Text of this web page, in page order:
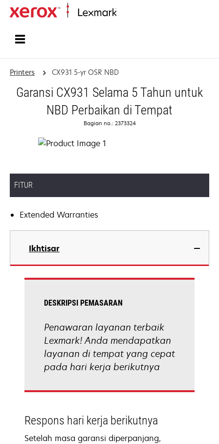
Printers CX931 5-yr OSR NBD
Garansi CX931 Selama 5 Tahun untuk
NBD Perbaikan di Tempat
Bagian no.: 2373324
FITUR
Extended Warranties
Ikhtisar
DESKRIPSI PEMASARAN
Penawaran layanan terbaik
Lexmark! Anda mendapatkan
layanan di tempat yang cepat
pada hari kerja berikutnya
Respons hari kerja berikutnya
Setelah masa garansi diperpanjang,